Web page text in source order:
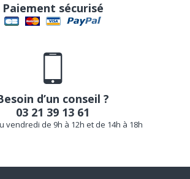
Paiement sécurisé
d’un conseil ?
03 21 39 13 61
vendredi de 9h à 12h et de 14h à 18h